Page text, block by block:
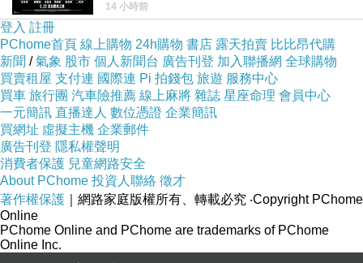
與自己達成了和解——他獨自抵達了瀑布（雖然淚
流滿面），更重要的是，他回家了。
4、電影開始，何寶榮對黎耀輝說：「不如我們重新
開始吧」，由此建立了這個故事最重要的主題。隨
著故事的發展，我們會一再看見兩人分分合合，他
們一再地「重新開始」，但似乎都回到了原點。因
此這個主題形成了一個迴圈，兩人重複上演爭吵、
分手、相遇、乞憐、和好、再次爭吵與分手等情
節，他們被封鎖在這個愛情關係裡，永遠到不了那
了一個問題 她說為什麼高中文學獎的
14 小時前
登入 註冊
PChome首頁 線上購物 24h購物 書店 露天拍賣 比比昂代購
新聞 /氣象 股市 個人新聞台 廣告刊登 加入聯播網 全球購物
買賣租屋 支付連 國際連 Pi 拍錢包 旅遊 服務中心
買車 旅行團 汽車險推薦 線上麻將 雜誌 星座命理 會員中心
一元簡訊 直播達人 數位憑證 企業簡訊
買網址 虛擬主機 企業郵件
廣告刊登 隱私權聲明
消費者保護 兒童網路安全
About PChome 投資人聯絡 徵才
著作權保護 ｜網路家庭版權所有、轉載必究 ‧Copyright PChome
Online
PChome Online and PChome are trademarks of PChome
Online Inc.